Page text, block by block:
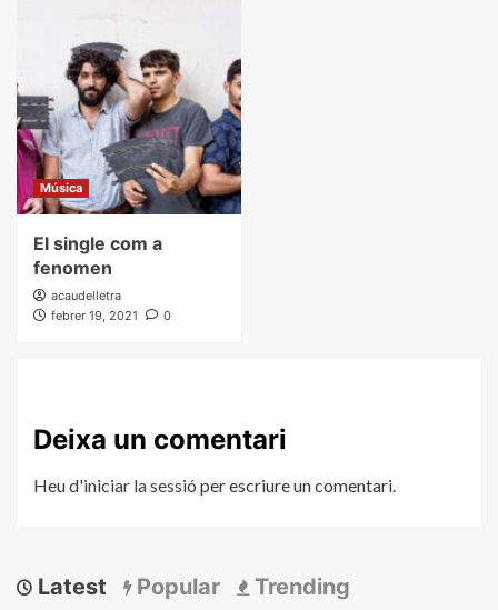
Música
El single com a
fenomen
acaudelletra
febrer 19, 2021
0
Deixa un comentari
Heu d'iniciar la sessió per escriure un comentari.
Latest Popular Trending